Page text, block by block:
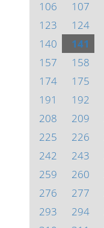
106
107
123
124
140
141
157
158
174
175
191
192
208
209
225
226
242
243
259
260
276
277
293
294